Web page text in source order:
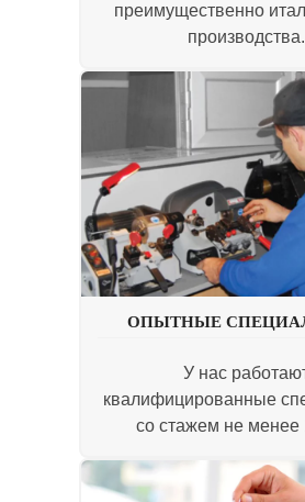
преимущественно
производства.
ОПЫТНЫЕ
У нас
квалифицированные
со стажем не менее